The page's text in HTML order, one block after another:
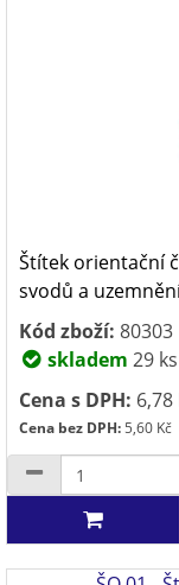
Štítek orientační
svodů a
Kód zboží: 80303
skladem 29 ks
Cena s DPH: 6,78
Cena bez DPH:5,60 Kč